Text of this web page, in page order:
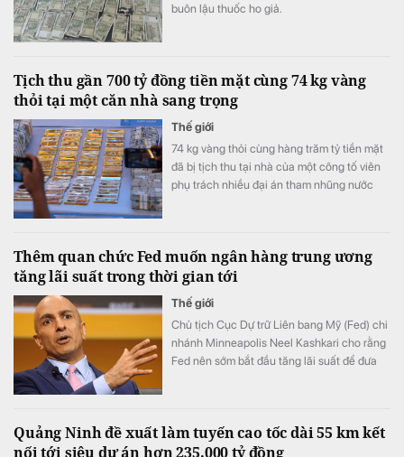
buôn lậu thuốc ho giả.
Tịch thu gần 700 tỷ đồng tiền mặt cùng 74 kg vàng
thỏi tại một căn nhà sang trọng
Thế giới
74 kg vàng thỏi cùng hàng trăm tỷ tiền mặt
đã bị tịch thu tại nhà của một công tố viên
phụ trách nhiều đại án tham nhũng nước
Thêm quan chức Fed muốn ngân hàng trung ương
tăng lãi suất trong thời gian tới
Thế giới
Chủ tịch Cục Dự trữ Liên bang Mỹ (Fed) chi
nhánh Minneapolis Neel Kashkari cho rằng
Fed nên sớm bắt đầu tăng lãi suất để đưa
Quảng Ninh đề xuất làm tuyến cao tốc dài 55 km kết
nối tới siêu dự án hơn 235.000 tỷ đồng